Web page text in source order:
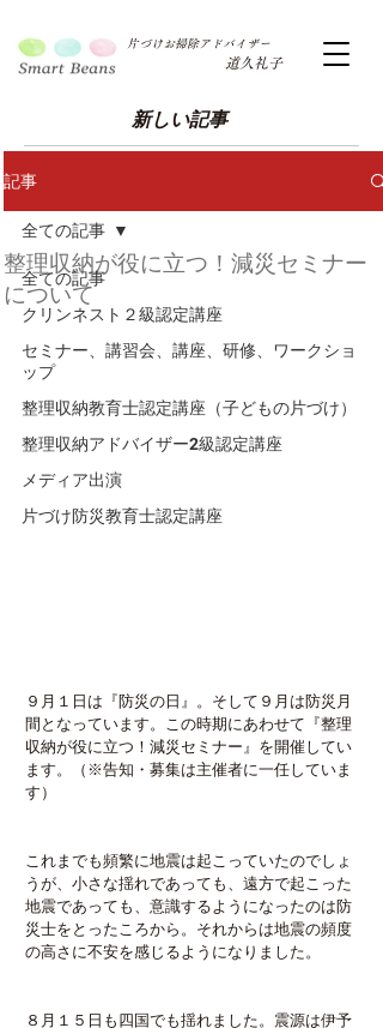
片づけお掃除アドバイザー
道久礼子
新しい記事
記事
全ての記事
クリンネスト２級認定講座
セミナー、講習会、講座、研修、ワークショ
ップ
整理収納教育士認定講座（子どもの片づけ）
整理収納アドバイザー2級認定講座
メディア出演
片づけ防災教育士認定講座
全ての記事
整理収納が役に立つ！減災セミナー
について
９月１日は『防災の日』。そして９月は防災月
間となっています。この時期にあわせて『整理
収納が役に立つ！減災セミナー』を開催してい
ます。（※告知・募集は主催者に一任していま
す）
これまでも頻繁に地震は起こっていたのでしょ
うが、小さな揺れであっても、遠方で起こった
地震であっても、意識するようになったのは防
災士をとったころから。それからは地震の頻度
の高さに不安を感じるようになりました。
８月１５日も四国でも揺れました。震源は伊予